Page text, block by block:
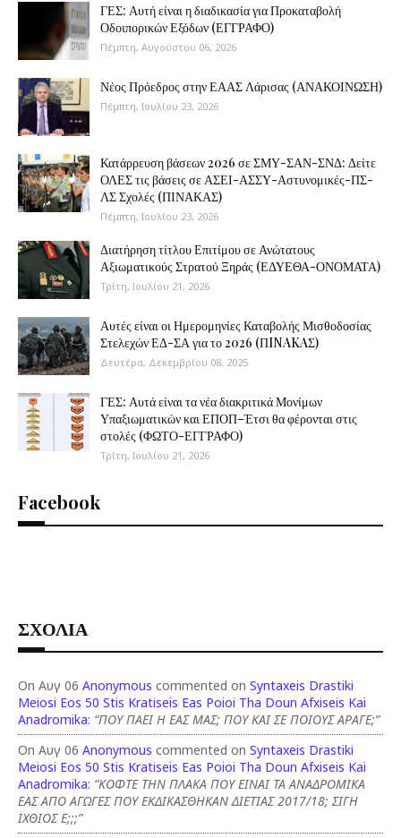
ΓΕΣ: Αυτή είναι η διαδικασία για Προκαταβολή
Οδοιπορικών Εξόδων (ΕΓΓΡΑΦΟ)
Πέμπτη, Αυγούστου 06, 2026
Νέος Πρόεδρος στην ΕΑΑΣ Λάρισας (ΑΝΑΚΟΙΝΩΣΗ)
Πέμπτη, Ιουλίου 23, 2026
Κατάρρευση βάσεων 2026 σε ΣΜΥ-ΣΑΝ-ΣΝΔ: Δείτε
ΟΛΕΣ τις βάσεις σε ΑΣΕΙ-ΑΣΣΥ-Αστυνομικές-ΠΣ-
ΛΣ Σχολές (ΠΙΝΑΚΑΣ)
Πέμπτη, Ιουλίου 23, 2026
Διατήρηση τίτλου Επιτίμου σε Ανώτατους
Αξιωματικούς Στρατού Ξηράς (ΕΔΥΕΘΑ-ΟΝΟΜΑΤΑ)
Τρίτη, Ιουλίου 21, 2026
Αυτές είναι οι Ημερομηνίες Καταβολής Μισθοδοσίας
Στελεχών ΕΔ-ΣΑ για το 2026 (ΠINAKAΣ)
Δευτέρα, Δεκεμβρίου 08, 2025
ΓΕΣ: Αυτά είναι τα νέα διακριτικά Μονίμων
Υπαξιωματικών και ΕΠΟΠ–Έτσι θα φέρονται στις
στολές (ΦΩΤΟ-ΕΓΓΡΑΦΟ)
Τρίτη, Ιουλίου 21, 2026
Facebook
ΣΧΟΛΙΑ
On Αυγ 06 Anonymous commented on Syntaxeis Drastiki
Meiosi Eos 50 Stis Kratiseis Eas Poioi Tha Doun Afxiseis Kai
Anadromika: “ΠΟΥ ΠΑΕΙ Η ΕΑΣ ΜΑΣ; ΠΟΥ ΚΑΙ ΣΕ ΠΟΙΟΥΣ ΑΡΑΓΕ;”
On Αυγ 06 Anonymous commented on Syntaxeis Drastiki
Meiosi Eos 50 Stis Kratiseis Eas Poioi Tha Doun Afxiseis Kai
Anadromika: “ΚΟΦΤΕ ΤΗΝ ΠΛΑΚΑ ΠΟΥ ΕΙΝΑΙ ΤΑ ΑΝΑΔΡΟΜΙΚΑ
ΕΑΣ ΑΠΟ ΑΓΩΓΕΣ ΠΟΥ ΕΚΔΙΚΑΣΘΗΚΑΝ ΔΙΕΤΙΑΣ 2017/18; ΣΙΓΗ
ΙΧΘΙΟΣ Ε;;;”